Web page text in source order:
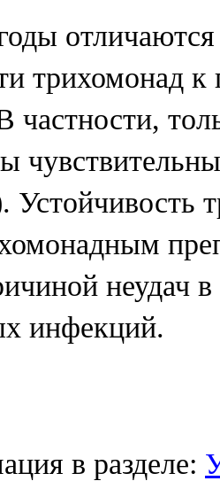
трихомонад
частности,
Устойчивость
неудач
инфекций.
в разделе: